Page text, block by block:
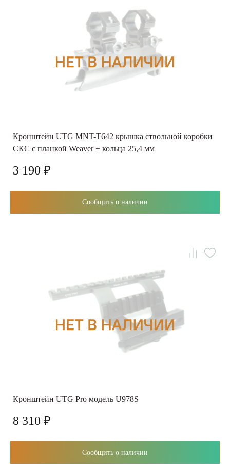
Кронштейн UTG MNT-T642 крышка ствольной коробки
СКС с планкой Weaver + кольца 25,4 мм
3 190 ₽
Сообщить о наличии
Кронштейн UTG Pro модель U978S
8 310 ₽
Сообщить о наличии